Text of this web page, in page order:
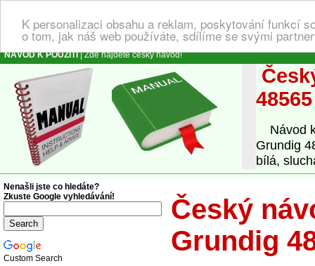
K personalizaci obsahu a reklam, poskytování funkcí
o tom, jak náš web používáte, sdílíme se svými
NÁVOD K POUŽITÍ| Zde najdete český návod!
Návod k
Grundig
bílá,
Český
Grundig
Nenašli jste co hledáte?
Zkuste Google vyhledávání!
Custom Search